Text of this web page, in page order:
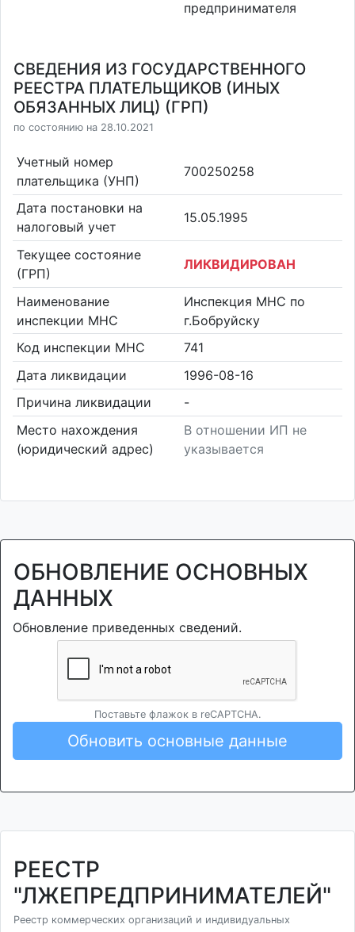
предпринимателя
СВЕДЕНИЯ ИЗ ГОСУДАРСТВЕННОГО
РЕЕСТРА ПЛАТЕЛЬЩИКОВ (ИНЫХ
ОБЯЗАННЫХ ЛИЦ) (ГРП)
по состоянию на 28.10.2021
Учетный номер
плательщика (УНП)
700250258
Дата постановки на
налоговый учет
15.05.1995
Текущее состояние
(ГРП)
ЛИКВИДИРОВАН
Наименование
инспекции МНС
Инспекция МНС по
г.Бобруйску
Код инспекции МНС
741
Дата ликвидации
1996-08-16
Причина ликвидации
-
Место нахождения
(юридический адрес)
В отношении ИП не
указывается
ОБНОВЛЕНИЕ ОСНОВНЫХ
ДАННЫХ
Обновление приведенных сведений.
Поставьте флажок в reCAPTCHA.
Обновить основные данные
РЕЕСТР
"ЛЖЕПРЕДПРИНИМАТЕЛЕЙ"
Реестр коммерческих организаций и индивидуальных